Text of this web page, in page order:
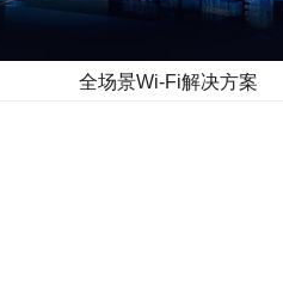
全场景Wi-Fi解决方案